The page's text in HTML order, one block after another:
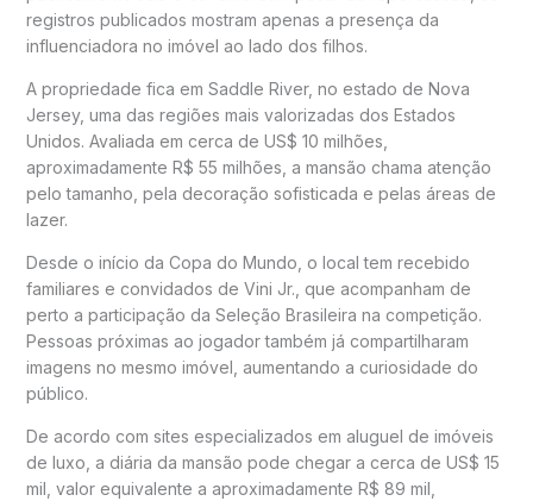
registros publicados mostram apenas a presença da
influenciadora no imóvel ao lado dos filhos.
A propriedade fica em Saddle River, no estado de Nova
Jersey, uma das regiões mais valorizadas dos Estados
Unidos. Avaliada em cerca de US$ 10 milhões,
aproximadamente R$ 55 milhões, a mansão chama atenção
pelo tamanho, pela decoração sofisticada e pelas áreas de
lazer.
Desde o início da Copa do Mundo, o local tem recebido
familiares e convidados de Vini Jr., que acompanham de
perto a participação da Seleção Brasileira na competição.
Pessoas próximas ao jogador também já compartilharam
imagens no mesmo imóvel, aumentando a curiosidade do
público.
De acordo com sites especializados em aluguel de imóveis
de luxo, a diária da mansão pode chegar a cerca de US$ 15
mil, valor equivalente a aproximadamente R$ 89 mil,